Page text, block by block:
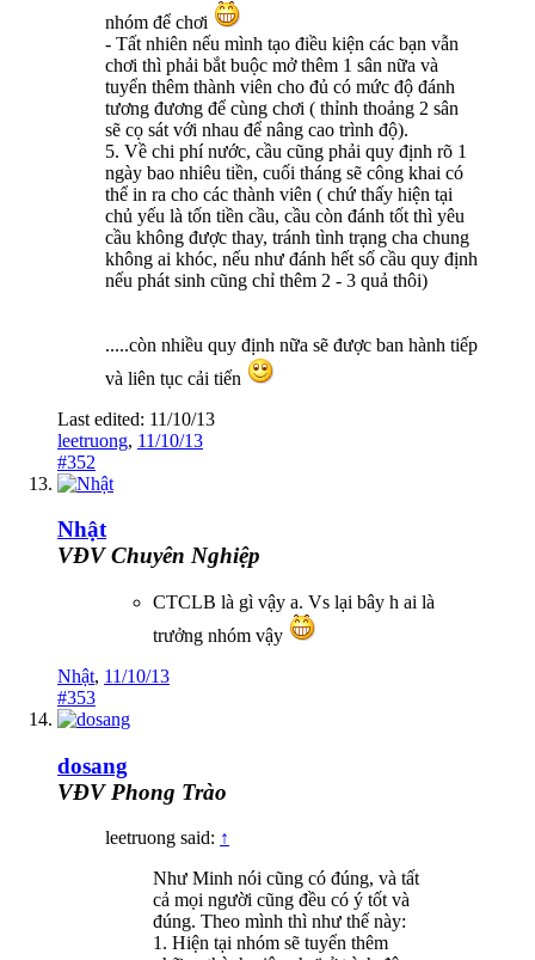
nhóm để chơi
- Tất nhiên nếu mình tạo điều kiện các bạn vẫn
chơi thì phải bắt buộc mở thêm 1 sân nữa và
tuyển thêm thành viên cho đủ có mức độ đánh
tương đương để cùng chơi ( thỉnh thoảng 2 sân
sẽ cọ sát với nhau để nâng cao trình độ).
5. Về chi phí nước, cầu cũng phải quy định rõ 1
ngày bao nhiêu tiền, cuối tháng sẽ công khai có
thể in ra cho các thành viên ( chứ thấy hiện tại
chủ yếu là tốn tiền cầu, cầu còn đánh tốt thì yêu
cầu không được thay, tránh tình trạng cha chung
không ai khóc, nếu như đánh hết số cầu quy định
nếu phát sinh cũng chỉ thêm 2 - 3 quả thôi)
.....còn nhiều quy định nữa sẽ được ban hành tiếp
và liên tục cải tiến
Last edited: 11/10/13
leetruong, 11/10/13
#352
Nhật
VĐV Chuyên Nghiệp
CTCLB là gì vậy a. Vs lại bây h ai là
trưởng nhóm vậy
Nhật, 11/10/13
#353
dosang
VĐV Phong Trào
leetruong said: ↑
Như Minh nói cũng có đúng, và tất
cả mọi người cũng đều có ý tốt và
đúng. Theo mình thì như thế này:
1. Hiện tại nhóm sẽ tuyển thêm